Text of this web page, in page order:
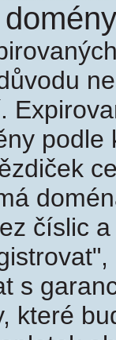
podle
číslic
s
které